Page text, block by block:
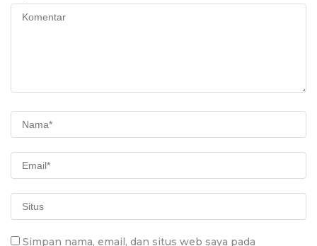
Simpan nama, email, dan situs web saya pada